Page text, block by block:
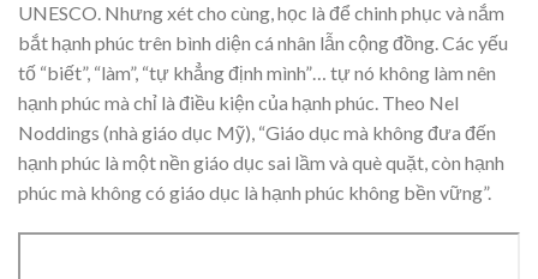
UNESCO. Nhưng xét cho cùng, học là để chinh phục và nắm
bắt hạnh phúc trên bình diện cá nhân lẫn cộng đồng. Các yếu
tố “biết”, “làm”, “tự khẳng định mình”… tự nó không làm nên
hạnh phúc mà chỉ là điều kiện của hạnh phúc. Theo Nel
Noddings (nhà giáo dục Mỹ), “Giáo dục mà không đưa đến
hạnh phúc là một nền giáo dục sai lầm và què quặt, còn hạnh
phúc mà không có giáo dục là hạnh phúc không bền vững”.